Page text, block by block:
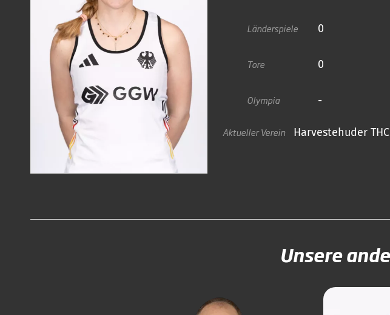
Länderspiele 0
Tore 0
Olympia -
Aktueller Verein Harvestehuder THC
Unsere